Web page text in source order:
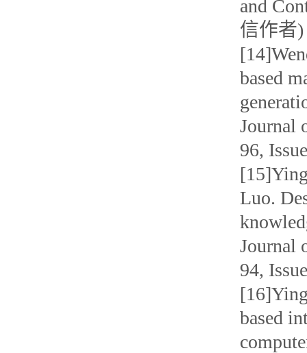
and
信作者)
based
Journal
96,
Luo.
Journal
94,
based